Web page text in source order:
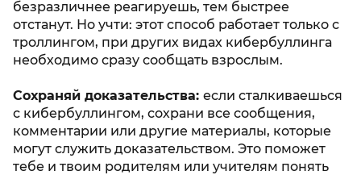
безразличнее реагируешь, тем быстрее
отстанут. Но учти: этот способ работает только с
троллингом, при других видах кибербуллинга
необходимо сразу сообщать взрослым.
Сохраняй доказательства: если сталкиваешься
с кибербуллингом, сохрани все сообщения,
комментарии или другие материалы, которые
могут служить доказательством. Это поможет
тебе и твоим родителям или учителям понять